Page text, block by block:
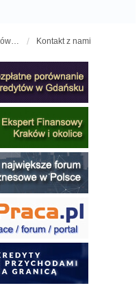
Kontakt z nami